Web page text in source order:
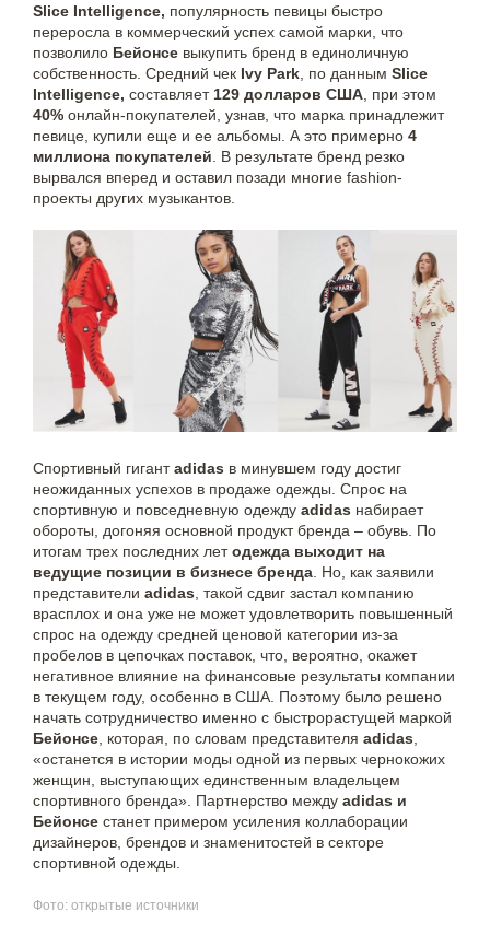
Slice Intelligence, популярность певицы быстро
переросла в коммерческий успех самой марки, что
позволило Бейонсе выкупить бренд в единоличную
собственность. Средний чек Ivy Park , по данным Slice
Intelligence, составляет129 долларов США , при этом
40% онлайн-покупателей, узнав, что марка принадлежит
певице, купили еще и ее альбомы. А это примерно 4
миллиона покупателей . В результате бренд резко
вырвался вперед и оставил позади многие fashion-
проекты других музыкантов.
Спортивный гигантadidas в минувшем году достиг
неожиданных успехов в продаже одежды. Спрос на
спортивную и повседневную одежду adidas набирает
обороты, догоняя основной продукт бренда – обувь. По
итогам трех последних летодежда выходит на
ведущие позиции в бизнесе бренда . Но, как заявили
представители adidas , такой сдвиг застал компанию
врасплох и она уже не может удовлетворить повышенный
спрос на одежду средней ценовой категории из-за
пробелов в цепочках поставок, что, вероятно, окажет
негативное влияние на финансовые результаты компании
в текущем году, особенно в США. Поэтому было решено
начать сотрудничество именно с быстрорастущей маркой
Бейонсе , которая, по словам представителя adidas
«останется в истории моды одной из первых чернокожих
женщин, выступающих единственным владельцем
спортивного бренда». Партнерство между adidas и
Бейонсе станет примером усиления коллаборации
дизайнеров, брендов и знаменитостей в секторе
спортивной одежды.
Фото: открытые источники